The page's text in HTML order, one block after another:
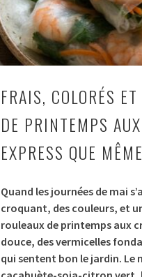
FRAIS, COLORÉS
DE PRINTEMPS
EXPRESS QUE
Quand les journées de mai
croquant, des couleurs, et
rouleaux de printemps aux
douce, des vermicelles
qui sentent bon le jardin. Le